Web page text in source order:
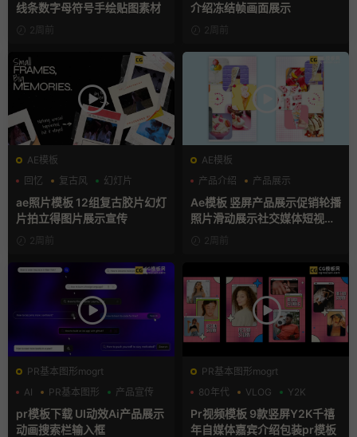
线条数字母符号手绘贴图素材
2周前
介绍冻结帧画面展示
2周前
AE模板
回忆
复古风 幻灯片
ae照片模板 12组复古胶片幻灯
片拍立得图片展示宣传
2周前
AE模板
产品介绍
产品展示
卡通模板
Ae模板 竖屏产品展示促销轮播
照片滑动展示社交媒体短视频
片头2周前
PR基本图形mogrt
AI
PR基本图形 产品宣传
pr模板下载 UI动效Ai产品展示
动画搜索栏输入框
PR基本图形mogrt
80年代
VLOG Y2K
Pr视频模板 9款竖屏Y2K千禧
年自媒体嘉宾介绍包装pr模板